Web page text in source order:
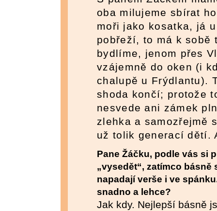
oba milujeme sbírat
moři jako kosatka, já
pobřeží, to má k sobě
bydlíme, jenom přes
vzájemně do oken (i
chalupě u Frýdlantu).
shoda končí; protože
nesvede ani zámek
zlehka a samozřejmě
už tolik generací dětí.
Pane Žáčku, podle vás si
„vysedět“, zatímco básně
napadají verše i ve
snadno a lehce?
Jak kdy. Nejlepší básně